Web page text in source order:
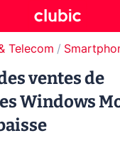
Telecom
ventes de
Windows